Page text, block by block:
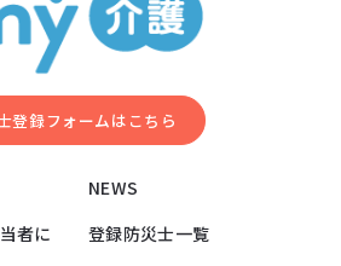
登録フォームはこちら
者に
NEWS
登録防災士一覧